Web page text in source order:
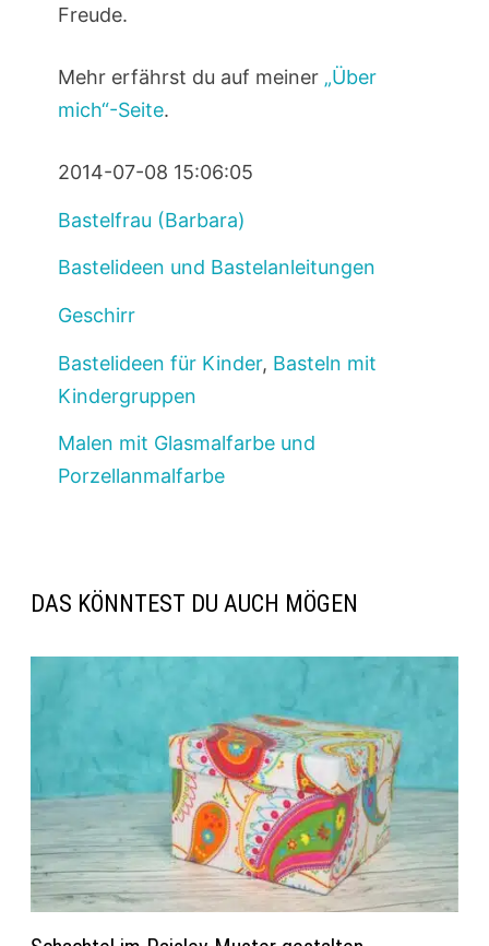
Freude.
Mehr erfährst du auf meiner „Über
mich“-Seite.
2014-07-08 15:06:05
Bastelfrau (Barbara)
Bastelideen und Bastelanleitungen
Geschirr
Bastelideen für Kinder, Basteln mit
Kindergruppen
Malen mit Glasmalfarbe und
Porzellanmalfarbe
DAS KÖNNTEST DU AUCH MÖGEN